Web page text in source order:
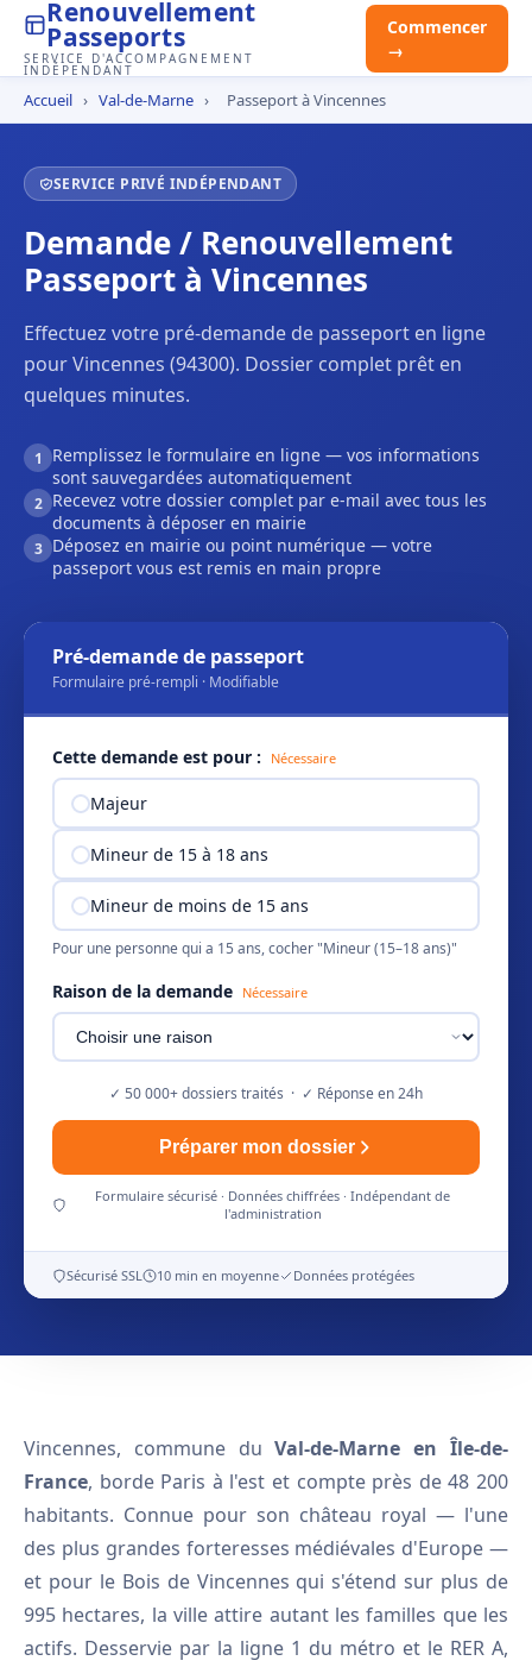
Renouvellement
Passeports
SERVICE D'ACCOMPAGNEMENT
INDÉPENDANT
Commencer
→
Accueil › Val-de-Marne › Passeport à Vincennes
SERVICE PRIVÉ INDÉPENDANT
Demande / Renouvellement
Passeport à Vincennes
Effectuez votre pré-demande de passeport en ligne
pour Vincennes (94300). Dossier complet prêt en
quelques minutes.
1
Remplissez le formulaire en ligne — vos informations
sont sauvegardées automatiquement
2 Recevez votre dossier complet par e-mail avec tous les
documents à déposer en mairie
3 Déposez en mairie ou point numérique — votre
passeport vous est remis en main propre
Pré-demande de passeport
Formulaire pré-rempli · Modifiable
Cette demande est pour : Nécessaire
Majeur
Mineur de 15 à 18 ans
Mineur de moins de 15 ans
Pour une personne qui a 15 ans, cocher "Mineur (15–18 ans)"
Raison de la demande Nécessaire
✓ 50 000+ dossiers traités · ✓ Réponse en 24h
Préparer mon dossier
Formulaire sécurisé · Données chiffrées · Indépendant de
l'administration
Sécurisé SSL 10 min en moyenne Données protégées
Vincennes, commune duVal-de-Marne en Île-de-
France, borde Paris à l'est et compte près de 48 200
habitants. Connue pour son château royal — l'une
des plus grandes forteresses médiévales d'Europe —
et pour le Bois de Vincennes qui s'étend sur plus de
995 hectares, la ville attire autant les familles que les
actifs. Desservie par la ligne 1 du métro et le RER A,